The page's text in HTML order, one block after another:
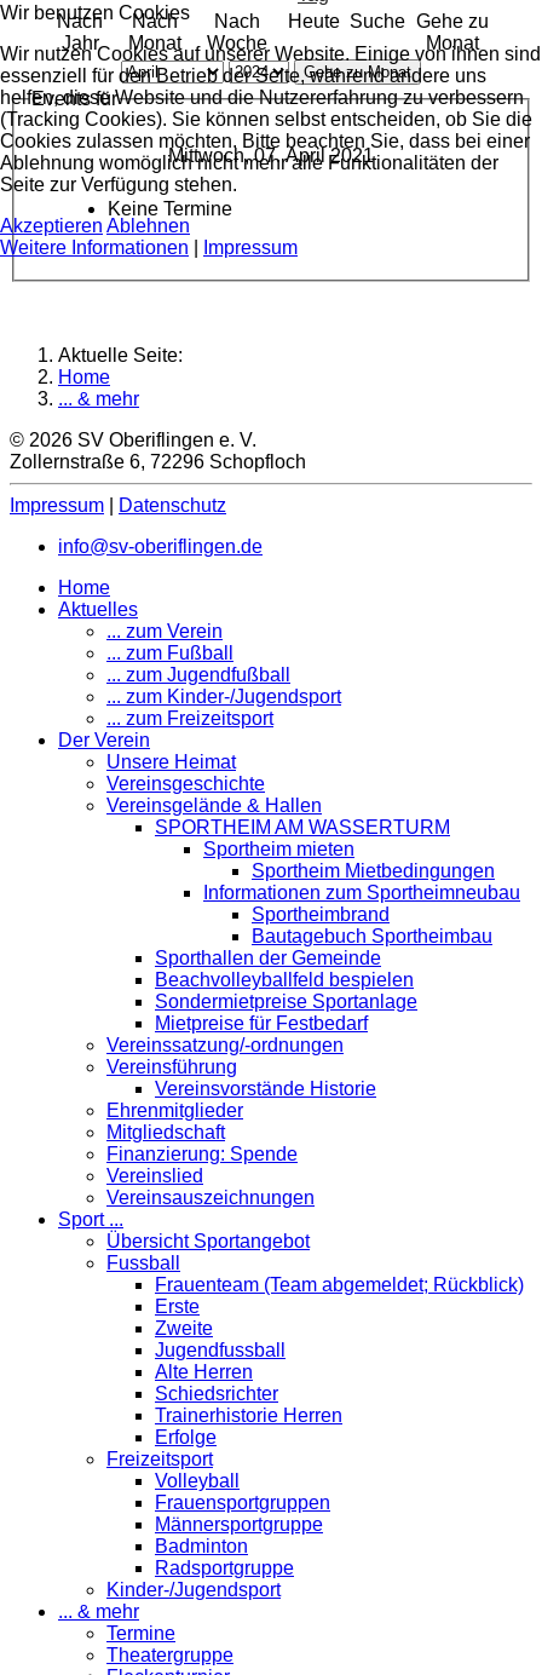
Nach
Jahr
Nach
Monat
Nach
Woche
Heute Suche Gehe zu
Monat
Gehe zu Monat
Events für
Mittwoch, 07. April 2021
Keine Termine
Aktuelle Seite:
Home
... & mehr
© 2026 SV Oberiflingen e. V.
Zollernstraße 6, 72296 Schopfloch
Impressum
Datenschutz
info@sv-oberiflingen.de
Home
Aktuelles
... zum Verein
... zum Fußball
... zum Jugendfußball
... zum Kinder-/Jugendsport
... zum Freizeitsport
Der Verein
Unsere Heimat
Vereinsgeschichte
Vereinsgelände & Hallen
SPORTHEIM AM WASSERTURM
Sportheim mieten
Sportheim Mietbedingungen
Informationen zum Sportheimneubau
Sportheimbrand
Bautagebuch Sportheimbau
Sporthallen der Gemeinde
Beachvolleyballfeld bespielen
Sondermietpreise Sportanlage
Mietpreise für Festbedarf
Vereinssatzung/-ordnungen
Vereinsführung
Vereinsvorstände Historie
Ehrenmitglieder
Mitgliedschaft
Finanzierung: Spende
Vereinslied
Vereinsauszeichnungen
Sport ...
Übersicht Sportangebot
Fussball
Frauenteam (Team abgemeldet; Rückblick)
Erste
Zweite
Jugendfussball
Alte Herren
Schiedsrichter
Trainerhistorie Herren
Erfolge
Freizeitsport
Volleyball
Frauensportgruppen
Männersportgruppe
Badminton
Radsportgruppe
Kinder-/Jugendsport
... & mehr
Termine
Theatergruppe
Wir benutzen Cookies
Wir nutzen Cookies auf unserer Website. Einige von ihnen sind
essenziell für den Betrieb der Seite, während andere uns
helfen, diese Website und die Nutzererfahrung zu verbessern
(Tracking Cookies). Sie können selbst entscheiden, ob Sie die
Cookies zulassen möchten. Bitte beachten Sie, dass bei einer
Ablehnung womöglich nicht mehr alle Funktionalitäten der
Seite zur Verfügung stehen.
Akzeptieren Ablehnen
Weitere Informationen
Impressum